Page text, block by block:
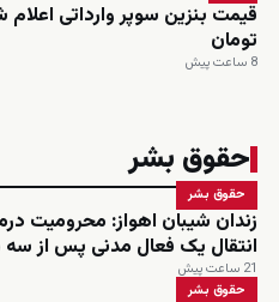
تومان
8 ساعت پیش
حقوق بشر
حقوق بشر
زندان شیبان اهواز: محرومیت
انتقال یک فعال مدنی پس از سه
21 ساعت پیش
حقوق بشر